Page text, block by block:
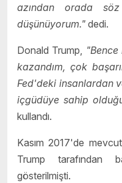
azından orada
düşünüyorum." dedi.
Donald Trump,
kazandım, çok
Fed'deki insanlardan
içgüdüye sahip
kullandı.
Kasım 2017'de
Trump tarafından
gösterilmişti.